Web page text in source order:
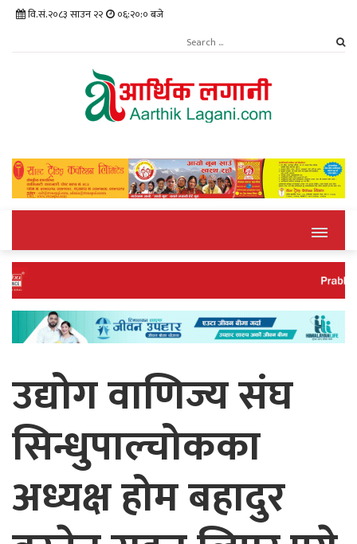
वि.सं.२०८३ साउन २२ ०६:२०:०१ बजे
उद्योग वाणिज्य संघ
सिन्धुपाल्चोकका
अध्यक्ष होम बहादुर